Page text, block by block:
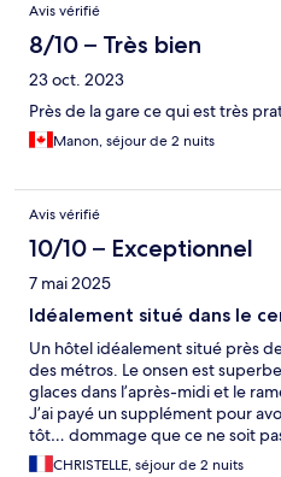
Avis vérifié
8/10 – Très bien
23 oct. 2023
Près de la gare ce qui est très
Manon, séjour de 2 nuits
Avis vérifié
10/10 – Exceptionnel
7 mai 2025
Idéalement situé dans le
Un hôtel idéalement situé près
des métros. Le onsen est
glaces dans l’après-midi et le
J’ai payé un supplément pour
tôt… dommage que ce ne soit
quand la chambre est prête !
CHRISTELLE, séjour de 2 nuits